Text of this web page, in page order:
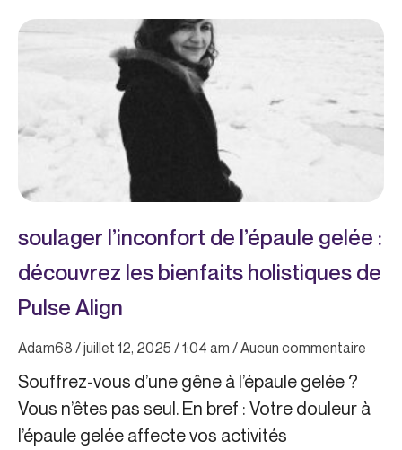
soulager l’inconfort de l’épaule gelée :
découvrez les bienfaits holistiques de
Pulse Align
Adam68 juillet 12, 2025 1:04 am Aucun commentaire
Souffrez-vous d’une gêne à l’épaule gelée ?
Vous n’êtes pas seul. En bref : Votre douleur à
l’épaule gelée affecte vos activités